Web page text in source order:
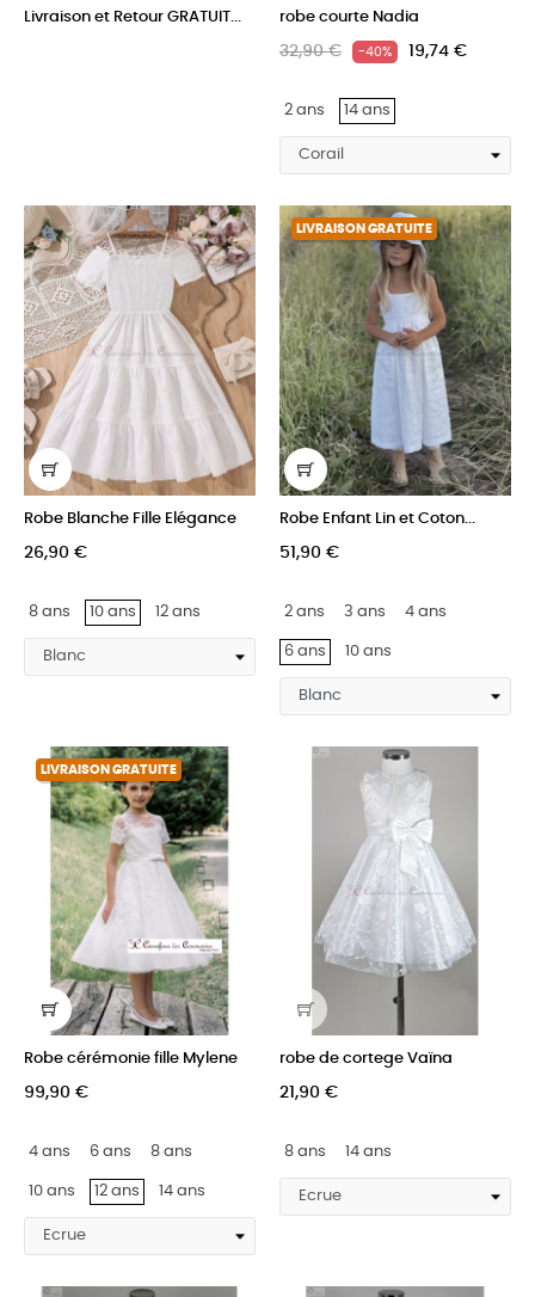
Livraison et Retour GRATUIT... robe courte Nadia
32,90 € -40% 19,74 €
2 ans 14 ans
Robe Blanche Fille Elégance
26,90 €
8 ans 10 ans 12 ans
LIVRAISON GRATUITE
Robe Enfant Lin et Coton...
51,90 €
2 ans 3 ans 4 ans
6 ans 10 ans
LIVRAISON GRATUITE
Robe cérémonie fille Mylene
99,90 €
4 ans 6 ans 8 ans
10 ans 12 ans 14 ans
robe de cortege Vaïna
21,90 €
8 ans 14 ans